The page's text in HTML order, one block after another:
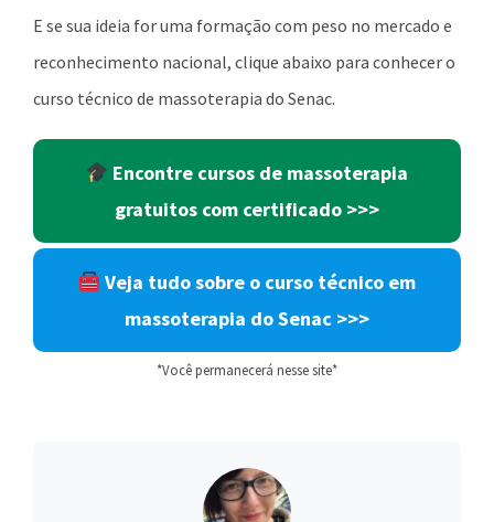
E se sua ideia for uma formação com peso no mercado e
reconhecimento nacional, clique abaixo para conhecer o
curso técnico de massoterapia do Senac.
Encontre cursos de massoterapia
gratuitos com certificado >>>
Veja tudo sobre o curso técnico em
massoterapia do Senac >>>
*Você permanecerá nesse site*